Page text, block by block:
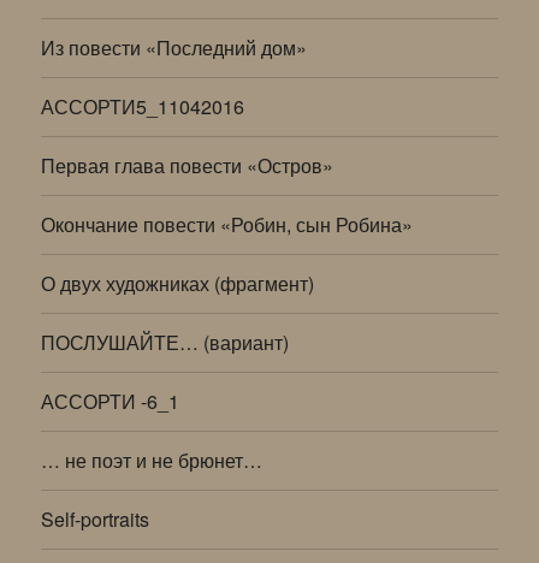
Из повести «Последний дом»
АССОРТИ5_11042016
Первая глава повести «Остров»
Окончание повести «Робин, сын Робина»
О двух художниках (фрагмент)
ПОСЛУШАЙТЕ… (вариант)
АССОРТИ -6_1
… не поэт и не брюнет…
Self-portraits